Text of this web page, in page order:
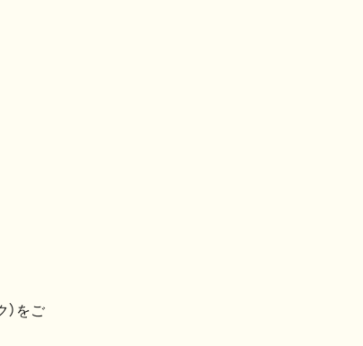
）をご